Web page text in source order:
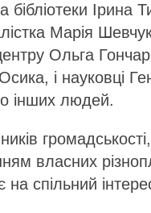
бібліотеки Ірина
Марія
Ольга
і науковці
інших людей.
власних
на спільний